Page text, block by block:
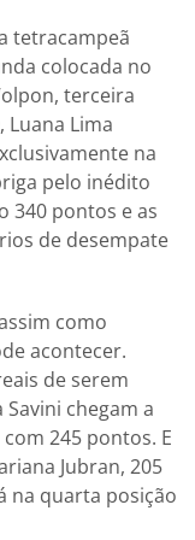
tetracampeã
colocada no
terceira
Luana Lima
na
pelo inédito
340 pontos e as
de desempate
como
acontecer.
de serem
Savini chegam a
245 pontos. E
Jubran, 205
na quarta posição